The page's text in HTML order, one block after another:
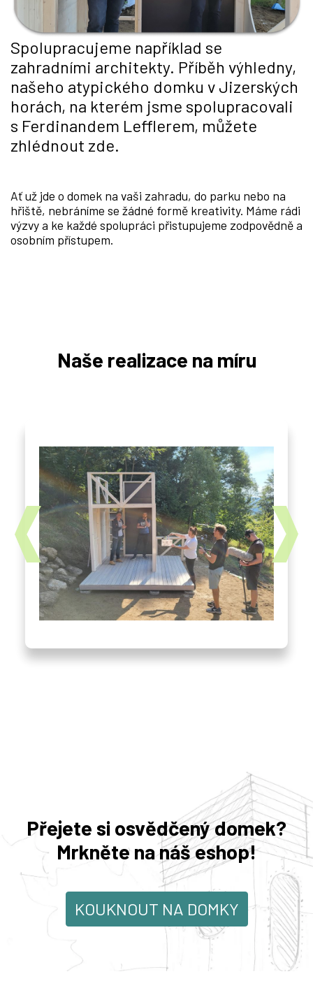
Spolupracujeme například se
zahradními architekty. Příběh výhledny,
našeho atypického domku v Jizerských
horách, na kterém jsme spolupracovali
s Ferdinandem Lefflerem, můžete
zhlédnout zde.
Ať už jde o domek na vaši zahradu, do parku nebo na
hřiště, nebráníme se žádné formě kreativity. Máme rádi
výzvy a ke každé spolupráci přistupujeme zodpovědně a
osobním přístupem.
Naše realizace na míru
Přejete si osvědčený domek?
Mrkněte na náš eshop!
KOUKNOUT NA DOMKY